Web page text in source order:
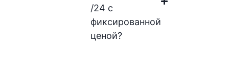
/24 с
фиксированной
ценой?